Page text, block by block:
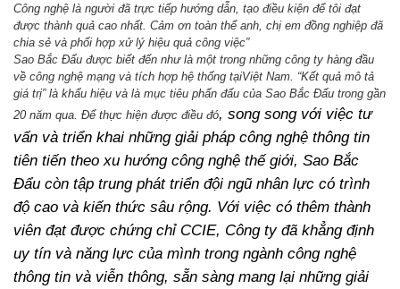
Công nghệ là người đã trực tiếp hướng dẫn, tạo điều kiện để tôi đạt
được thành quả cao nhất. Cảm ơn toàn thể anh, chị em đồng nghiệp đã
chia sẻ và phối hợp xử lý hiệu quả công việc”
Sao Bắc Đẩu được biết đến như là một trong những công ty hàng đầu
về công nghệ mạng và tích hợp hệ thống tạiViệt Nam. “Kết quả mô tả
giá trị” là khẩu hiệu và là mục tiêu phấn đấu của Sao Bắc Đẩu trong gần
20 năm qua. Để thực hiện được điều đó, song song với việc tư
vấn và triển khai những giải pháp công nghệ thông tin
tiên tiến theo xu hướng công nghệ thế giới, Sao Bắc
Đẩu còn tập trung phát triển đội ngũ nhân lực có trình
độ cao và kiến thức sâu rộng. Với việc có thêm thành
viên đạt được chứng chỉ CCIE, Công ty đã khẳng định
uy tín và năng lực của mình trong ngành công nghệ
thông tin và viễn thông, sẵn sàng mang lại những giải